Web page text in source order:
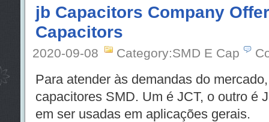
jb Capacitors Company
Capacitors
2020-09-08 Category:SMD E Cap
Para atender às demandas do
capacitores SMD. Um é JCT, o outro é
em ser usadas em aplicações gerais.